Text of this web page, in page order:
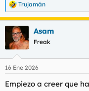
R
e
a
i
e
:
Trujamán
Asam
Freak
16 Ene 2026
Empiezo a creer que